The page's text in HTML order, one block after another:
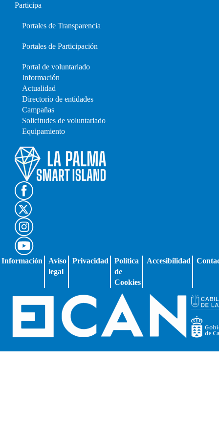
Participa
Portales de Transparencia
Portales de Participación
Portal de voluntariado
Información
Actualidad
Directorio de entidades
Campañas
Solicitudes de voluntariado
Equipamiento
Información
Aviso
legal
Privacidad
Política
de
Cookies
Accesibilidad